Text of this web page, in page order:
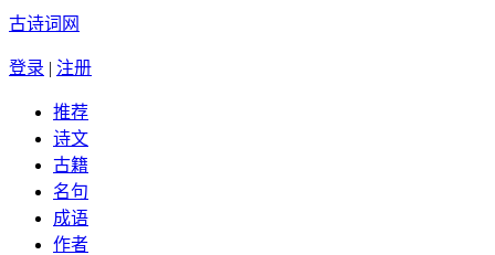
古诗词网
登录 | 注册
推荐
诗文
古籍
名句
成语
作者